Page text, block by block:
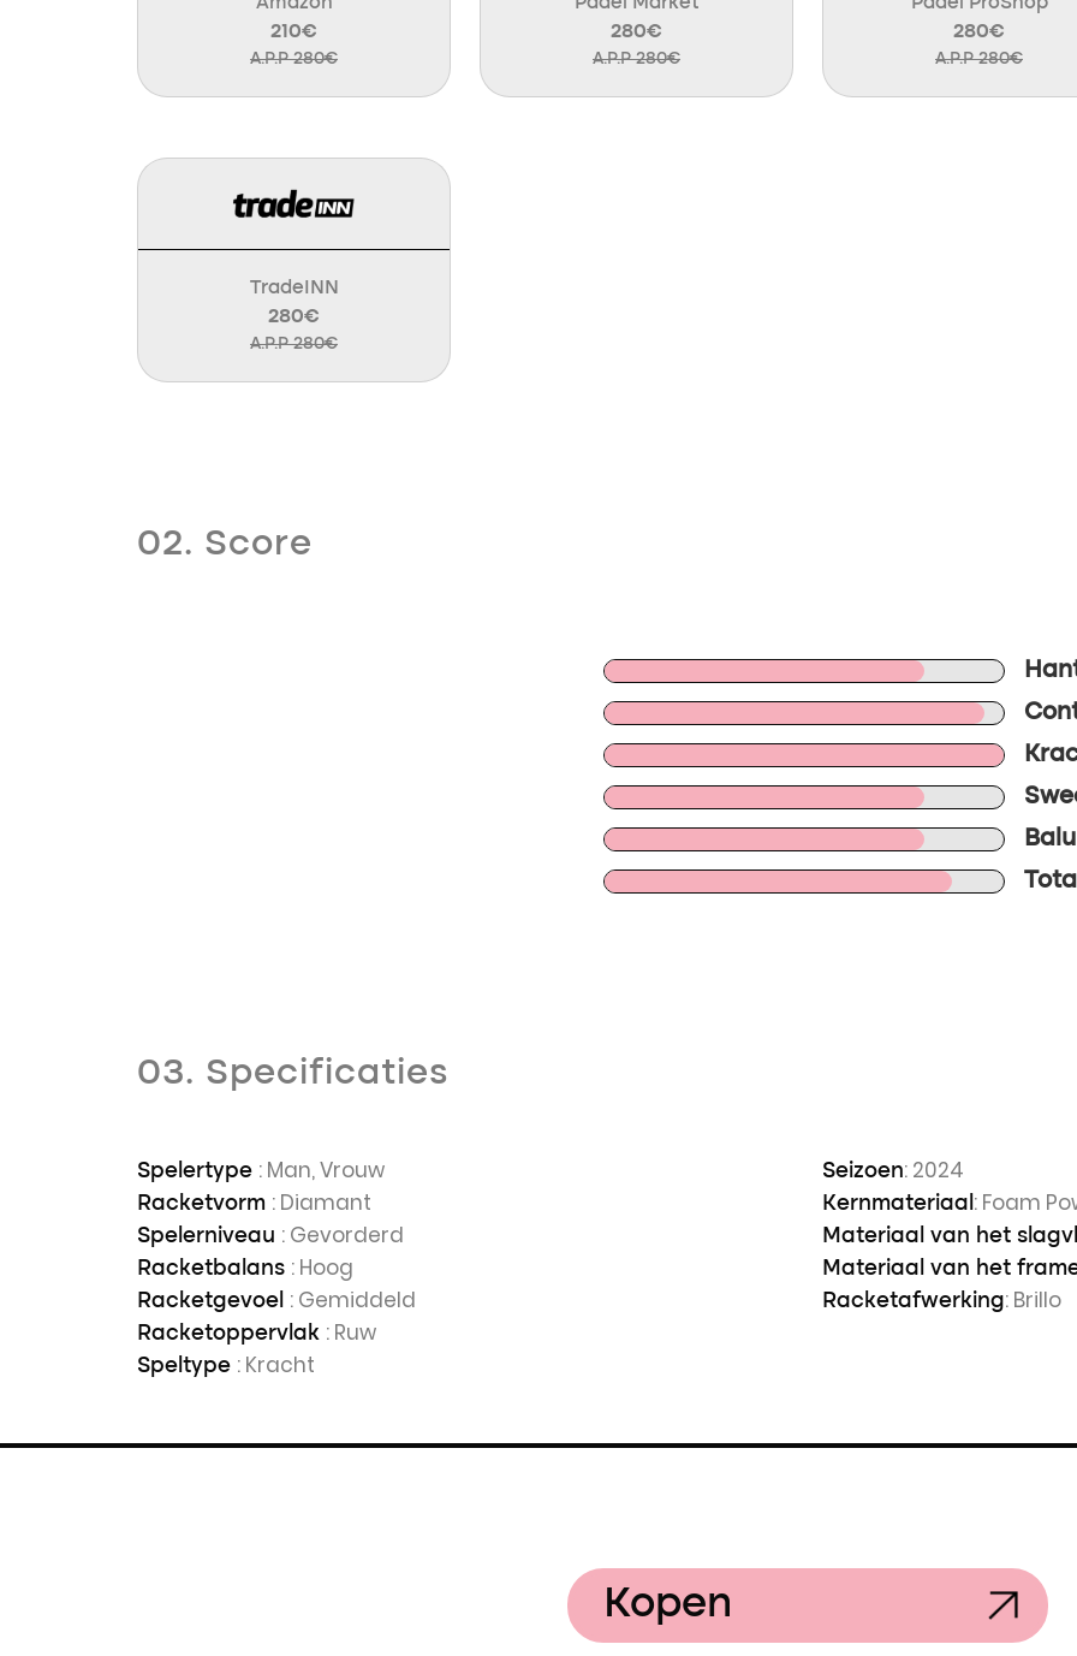
210€
A.P.P 280€
280€
A.P.P 280€
280€
A.P.P 280€
TradeINN
280€
A.P.P 280€
02. Score
03. Specificaties
Spelertype : Man, Vrouw
Racketvorm : Diamant
Spelerniveau : Gevorderd
Racketbalans : Hoog
Racketgevoel : Gemiddeld
Racketoppervlak : Ruw
Speltype : Kracht
Seizoen: 2024
Kernmateriaal : Foam
Materiaal van het
Materiaal van het
Racketafwerking: Brillo
Kopen